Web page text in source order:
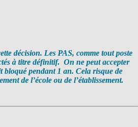
décision. Les PAS, comme tout poste
à titre définitif. On ne peut accepter
bloqué pendant 1 an. Cela risque de
de l’école ou de l’établissement.